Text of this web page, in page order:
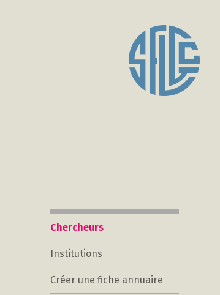
Chercheurs
Institutions
Créer une fiche annuaire